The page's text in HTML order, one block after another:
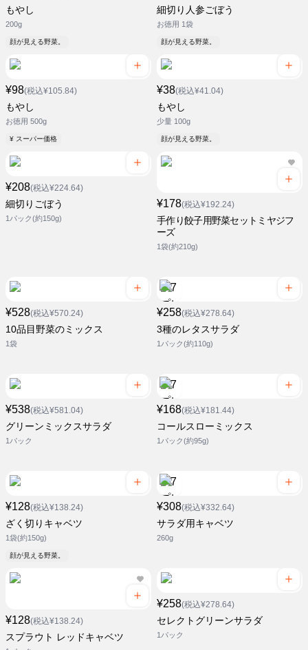
もやし
200g
顔が見える野菜。
細切り人参ごぼう
お徳用 1袋
顔が見える野菜。
¥98(税込¥105.84)
もやし
お徳用 500g
¥ スーパー価格
¥38(税込¥41.04)
もやし
少量 100g
顔が見える野菜。
¥208(税込¥224.64)
細切りごぼう
1パック(約150g)
¥178(税込¥192.24)
手作り餃子用野菜セットミヤジフ
ーズ
1袋(約210g)
¥528(税込¥570.24)
10品目野菜のミックス
1袋
¥258(税込¥278.64)
3種のレタスサラダ
1パック(約110g)
¥538(税込¥581.04)
グリーンミックスサラダ
1パック
¥168(税込¥181.44)
コールスローミックス
1パック(約95g)
¥128(税込¥138.24)
ざく切りキャベツ
1袋(約150g)
顔が見える野菜。
¥308(税込¥332.64)
サラダ用キャベツ
260g
¥128(税込¥138.24)
スプラウト レッドキャベツ
¥258(税込¥278.64)
セレクトグリーンサラダ
1パック